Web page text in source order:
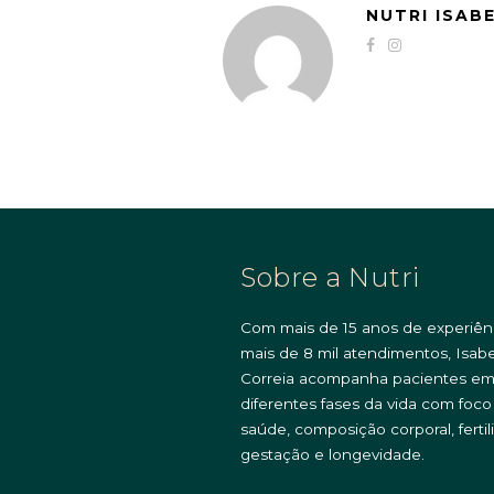
NUTRI
Sobre a Nutri
Com mais de 15 anos de
mais de 8 mil atendimentos,
Correia acompanha pacientes em
diferentes fases da vida com
saúde, composição corporal,
gestação e longevidade.